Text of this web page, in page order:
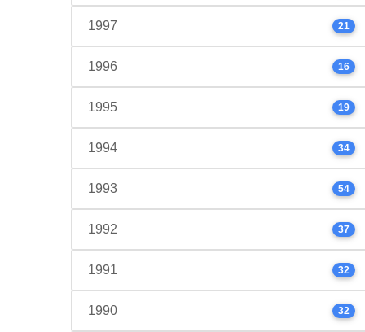
1997 21
1996 16
1995 19
1994 34
1993 54
1992 37
1991 32
1990 32